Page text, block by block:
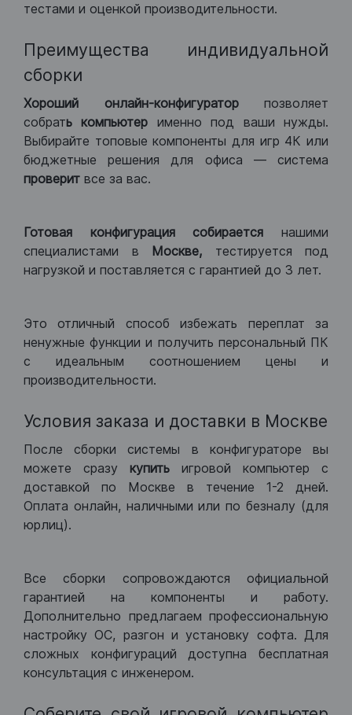
тестами и оценкой производительности.
Преимущества индивидуальной
сборки
Хороший онлайн-конфигураторпозволяет
собрать компьютер именно под ваши нужды.
Выбирайте топовые компоненты для игр 4К или
бюджетные решения для офиса — система
проверит все за вас.
Готовая конфигурация собираетсянашими
специалистами в Москве, тестируется под
нагрузкой и поставляется с гарантией до 3 лет.
Это отличный способ избежать переплат за
ненужные функции и получить персональный ПК
с идеальным соотношением цены и
производительности.
Условия заказа и доставки в Москве
После сборки системы в конфигураторе вы
можете сразу купить игровой компьютер с
доставкой по Москве в течение 1-2 дней.
Оплата онлайн, наличными или по безналу (для
юрлиц).
Все сборки сопровождаются официальной
гарантией на компоненты и работу.
Дополнительно предлагаем профессиональную
настройку ОС, разгон и установку софта. Для
сложных конфигураций доступна бесплатная
консультация с инженером.